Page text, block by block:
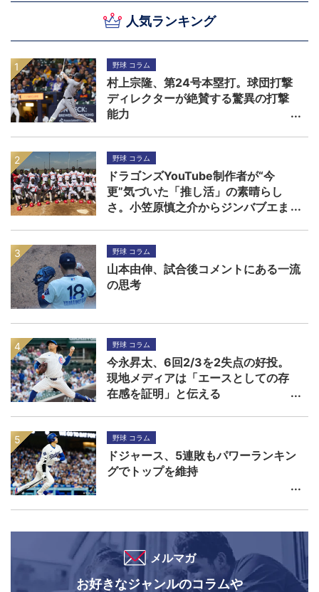
人気ランキング
野球 コラム
村上宗隆、第24号本塁打。球団打撃
ディレクターが絶賛する驚異の打撃
能力
野球 コラム
ドラゴンズYouTube制作者が“今
更”気づいた「推し活」の素晴らし
さ。小笠原慎之介からジンバブエま
野球 コラム
山本由伸、試合後コメントにある一流
の思考
野球 コラム
今永昇太、6回2/3を2失点の好投。
現地メディアは「エースとしての存
在感を証明」と伝える
野球 コラム
ドジャース、5連敗もパワーランキン
グでトップを維持
メルマガ
お好きなジャンルのコラムや